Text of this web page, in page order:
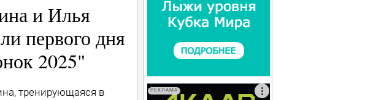
и Илья
первого дня
2025"
тренирующаяся в
РЕКЛАМА